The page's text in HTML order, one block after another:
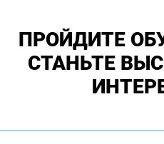
ПРОЙДИТЕ
СТАНЬТЕ